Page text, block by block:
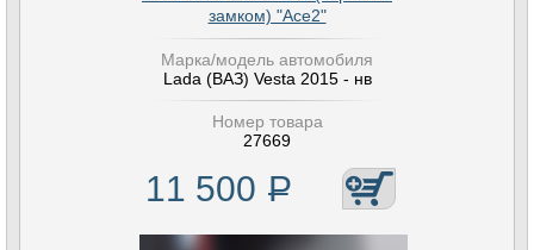
замком) "Ace2"
Марка/модель автомобиля
Lada (ВАЗ) Vesta 2015 - нв
Номер товара
27669
11 500 Р